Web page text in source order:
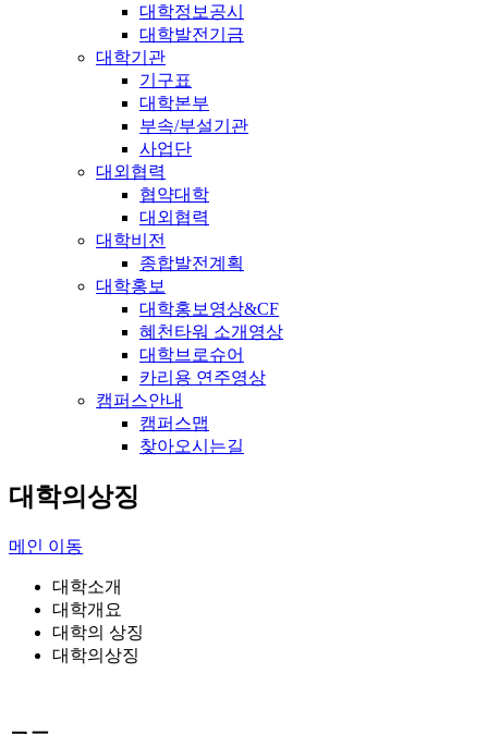
대학정보공시
대학발전기금
대학기관
기구표
대학본부
부속/부설기관
사업단
대외협력
협약대학
대외협력
대학비전
종합발전계획
대학홍보
대학홍보영상&CF
혜천타워 소개영상
대학브로슈어
카리용 연주영상
캠퍼스안내
캠퍼스맵
찾아오시는길
대학의상징
메인 이동
대학소개
대학개요
대학의 상징
대학의상징